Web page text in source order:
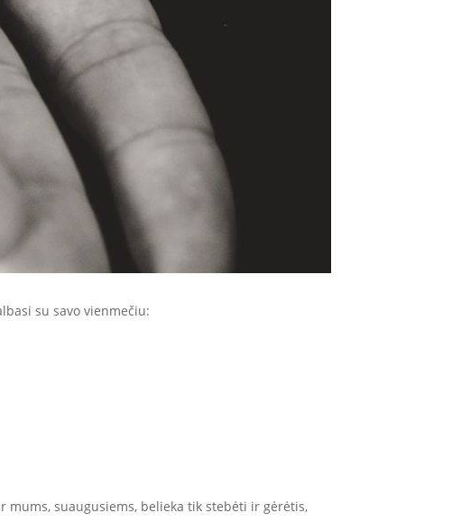
su savo vienmečiu:
mums, suaugusiems, belieka tik stebėti ir gėrėtis,